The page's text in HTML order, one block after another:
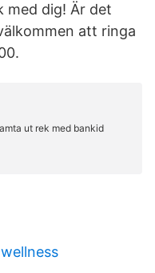
med dig! Är det
att ringa